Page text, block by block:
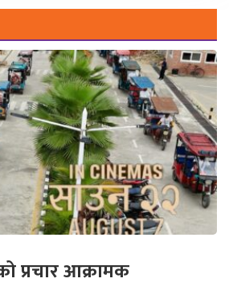
प्रचार आक्रामक